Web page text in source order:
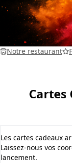
Notre restaurant
Cartes
Les cartes cadeaux
Laissez-nous vos
lancement.